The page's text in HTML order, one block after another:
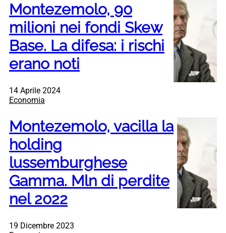
Montezemolo, 90
milioni nei fondi Skew
Base. La difesa: i rischi
erano noti
14 Aprile 2024
Economia
Montezemolo, vacilla la
holding
lussemburghese
Gamma. Mln di perdite
nel 2022
19 Dicembre 2023